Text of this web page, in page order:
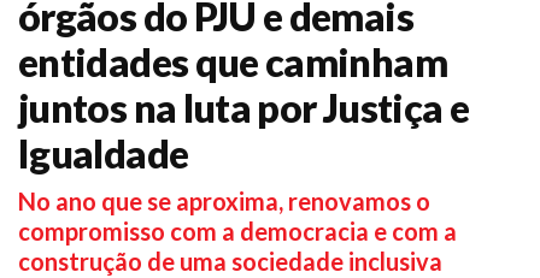
órgãos do PJU e demais
entidades que caminham
juntos na luta por Justiça e
Igualdade
No ano que se aproxima, renovamos o
compromisso com a democracia e com a
construção de uma sociedade inclusiva
Plano de Saúde
Assistência Funeral
Pós-graduação
Facebook Instagram